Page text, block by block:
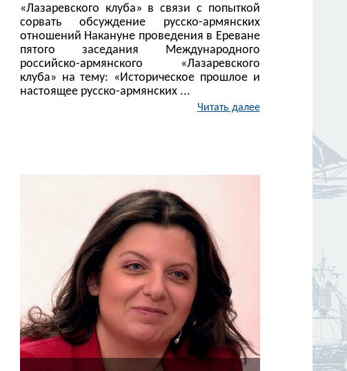
«Лазаревского клуба» в связи с попыткой
сорвать обсуждение русско-армянских
отношений Накануне проведения в Ереване
пятого заседания Международного
российско-армянского «Лазаревского
клуба» на тему: «Историческое прошлое и
настоящее русско-армянских ...
Читать далее